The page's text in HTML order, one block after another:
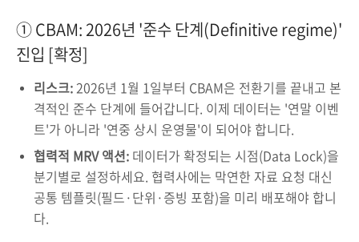
① CBAM: 2026년 '준수 단계(Definitive regime)'
진입 [확정]
리스크:2026년 1월 1일부터 CBAM은 전환기를 끝내고 본
격적인 준수 단계에 들어갑니다. 이제 데이터는 '연말 이벤
트'가 아니라 '연중 상시 운영물'이 되어야 합니다.
협력적 MRV 액션: 데이터가 확정되는 시점(Data Lock)을
분기별로 설정하세요. 협력사에는 막연한 자료 요청 대신
공통 템플릿(필드·단위·증빙 포함)을 미리 배포해야 합니
다.